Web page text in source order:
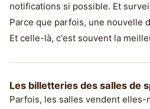
notifications si possible. Et
Parce que parfois, une nouvelle
Et celle-là, c'est souvent la
Les billetteries des salles de
Parfois, les salles vendent elles-